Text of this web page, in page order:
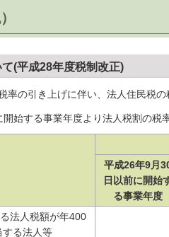
(平成28年度税制改正)
率の引き上げに伴い、法人住民税の
始する事業年度より法人税割の税
平成26年9月
日以前に開始
る事業年度
法人税額が年400
する法人等